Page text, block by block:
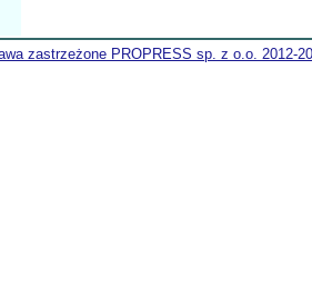
zastrzeżone PROPRESS sp. z o.o. 2012-